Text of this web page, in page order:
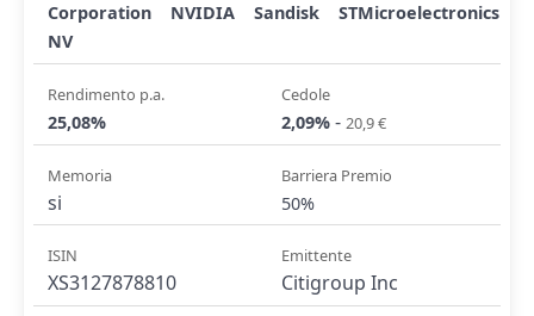
Corporation
NVIDIA Sandisk
STMicroelectronics
NV
Rendimento p.a.
25,08%
Cedole
2,09% - 20,9 €
Memoria
si
Barriera Premio
50%
ISIN
XS3127878810
Emittente
Citigroup Inc